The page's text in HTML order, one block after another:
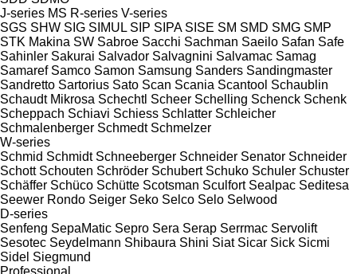
J-series MS R-series V-series
SGS SHW SIG SIMUL SIP SIPA SISE SM SMD SMG SMP
STK Makina SW Sabroe Sacchi Sachman Saeilo Safan Safe
Sahinler Sakurai Salvador Salvagnini Salvamac Samag
Samaref Samco Samon Samsung Sanders Sandingmaster
Sandretto Sartorius Sato Scan Scania Scantool Schaublin
Schaudt Mikrosa Schechtl Scheer Schelling Schenck Schenk
Scheppach Schiavi Schiess Schlatter Schleicher
Schmalenberger Schmedt Schmelzer
W-series
Schmid Schmidt Schneeberger Schneider Senator Schneider
Schott Schouten Schröder Schubert Schuko Schuler Schuster
Schäffer Schüco Schütte Scotsman Sculfort Sealpac Seditesa
Seewer Rondo Seiger Seko Selco Selo Selwood
D-series
Senfeng SepaMatic Sepro Sera Serap Serrmac Servolift
Sesotec Seydelmann Shibaura Shini Siat Sicar Sick Sicmi
Sidel Siegmund
Professional